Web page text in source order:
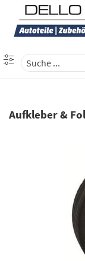
Aufkleber &